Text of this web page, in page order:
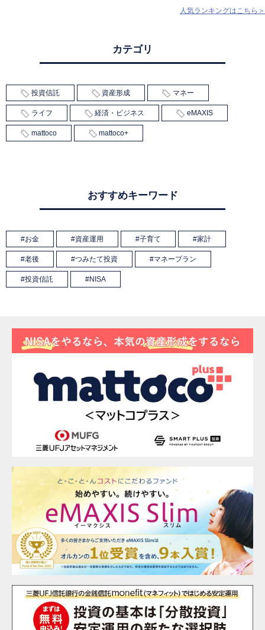
カテゴリ
投資信託 資産形成 マネー
ライフ 経済・ビジネス eMAXIS
mattoco mattoco+
おすすめキーワード
お金 資産運用 子育て 家計
老後 つみたて投資 マネープラン
投資信託 NISA
人気ランキングはこちら＞